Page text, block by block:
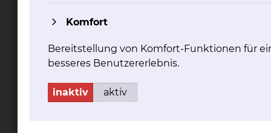
Fichtengrund 1, 38126 Braunschweig
Tel.:+49 531 595 2381
Komfort
Bereitstellung von Komfort-Funktionen für
besseres Benutzererlebnis.
inaktiv aktiv